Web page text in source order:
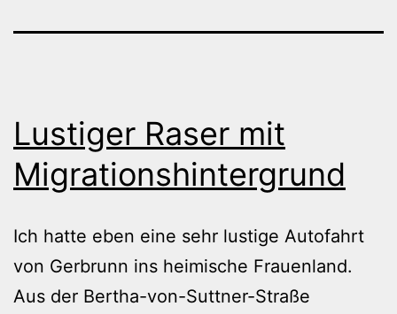
Lustiger Raser mit
Migrationshintergrund
Ich hatte eben eine sehr lustige Autofahrt
von Gerbrunn ins heimische Frauenland.
Aus der Bertha-von-Suttner-Straße